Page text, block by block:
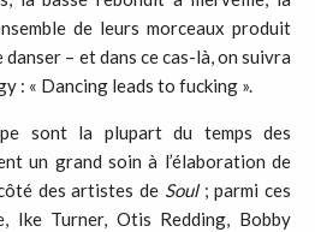
de leurs morceaux produit
– et dans ce cas-là, on suivra
: « Dancing leads to fucking ».
sont la plupart du temps des
un grand soin à l’élaboration de
des artistes de Soul; parmi ces
Ike Turner, Otis Redding, Bobby